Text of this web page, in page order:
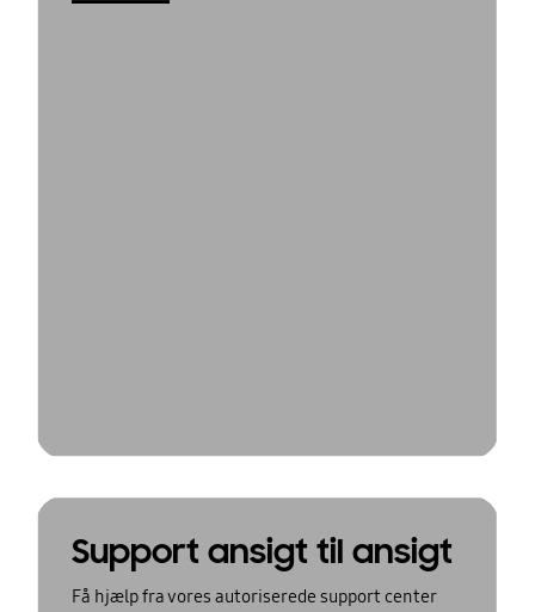
Support ansigt til ansigt
Få hjælp fra vores autoriserede support center